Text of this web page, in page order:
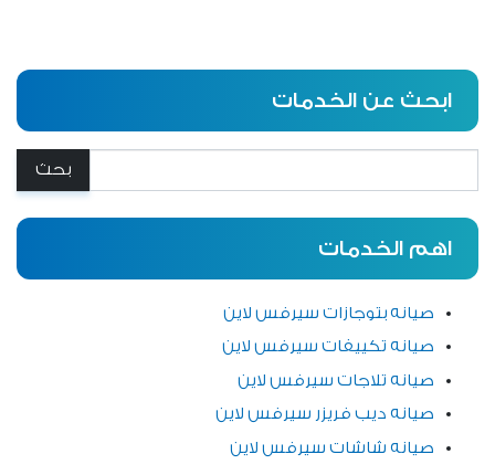
ابحث عن الخدمات
اهم الخدمات
صيانه بتوجازات سيرفس لاين
صيانه تكييفات سيرفس لاين
صيانه تلاجات سيرفس لاين
صيانه ديب فريزر سيرفس لاين
صيانه شاشات سيرفس لاين